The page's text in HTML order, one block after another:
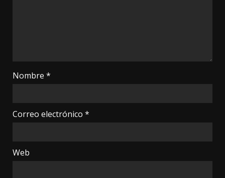
Nombre *
Correo electrónico *
Web